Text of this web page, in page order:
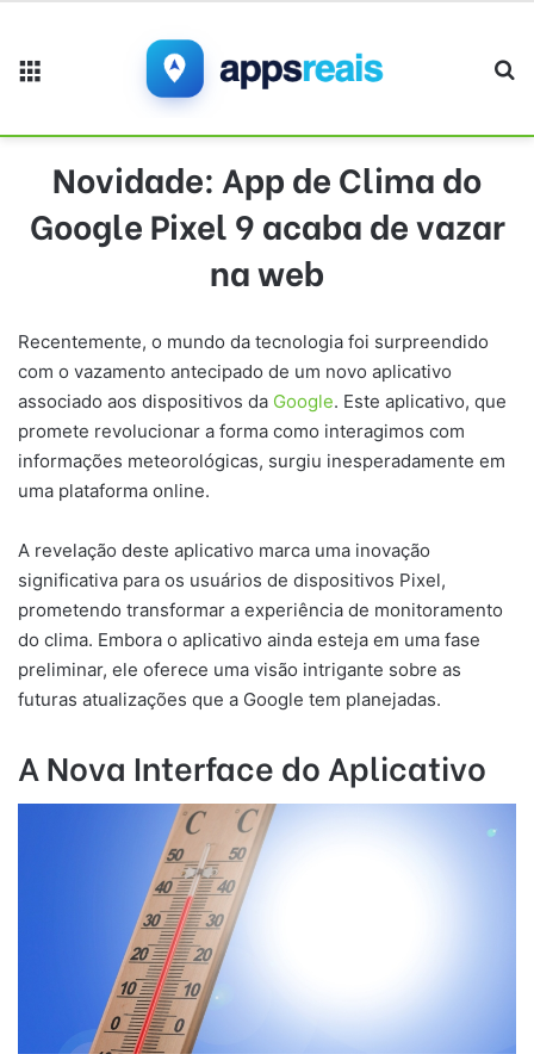
Novidade: App de Clima do
Google Pixel 9 acaba de vazar
na web
Recentemente, o mundo da tecnologia foi surpreendido
com o vazamento antecipado de um novo aplicativo
associado aos dispositivos da Google. Este aplicativo, que
promete revolucionar a forma como interagimos com
informações meteorológicas, surgiu inesperadamente em
uma plataforma online.
A revelação deste aplicativo marca uma inovação
significativa para os usuários de dispositivos Pixel,
prometendo transformar a experiência de monitoramento
do clima. Embora o aplicativo ainda esteja em uma fase
preliminar, ele oferece uma visão intrigante sobre as
futuras atualizações que a Google tem planejadas.
A Nova Interface do Aplicativo